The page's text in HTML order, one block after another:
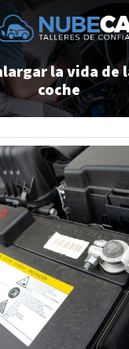
la vida de
coche